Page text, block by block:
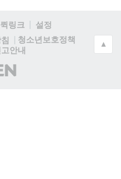
퀵링크
설정
청소년보호정책
안내
▲